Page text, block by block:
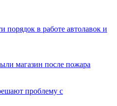
порядок в работе автолавок и
магазин после пожара
проблему с